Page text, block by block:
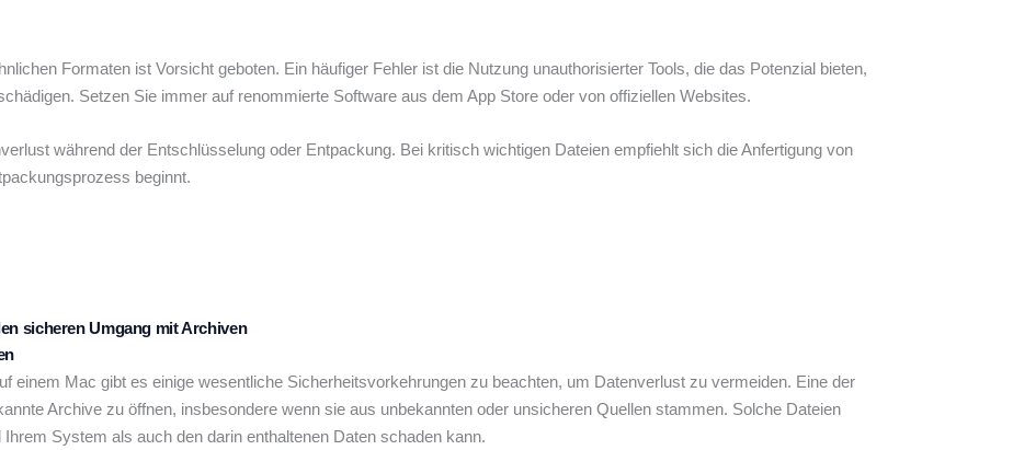
Formaten ist Vorsicht geboten. Ein häufiger Fehler ist die Nutzung unauthorisierter Tools, die das Potenzial bieten,
Setzen Sie immer auf renommierte Software aus dem App Store oder von offiziellen Websites.
während der Entschlüsselung oder Entpackung. Bei kritisch wichtigen Dateien empfiehlt sich die Anfertigung von
beginnt.
sicheren Umgang mit Archiven
einem Mac gibt es einige wesentliche Sicherheitsvorkehrungen zu beachten, um Datenverlust zu vermeiden. Eine der
Archive zu öffnen, insbesondere wenn sie aus unbekannten oder unsicheren Quellen stammen. Solche Dateien
System als auch den darin enthaltenen Daten schaden kann.